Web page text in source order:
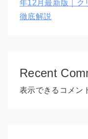
年12月最新版｜ク
徹底解説
Recent
表示できるコメン